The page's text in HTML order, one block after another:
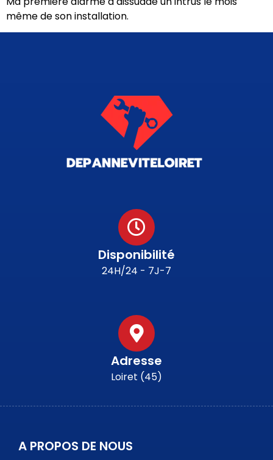
même de son installation.
Disponibilité
24H/24 - 7J-7
Adresse
Loiret (45)
A PROPOS DE NOUS